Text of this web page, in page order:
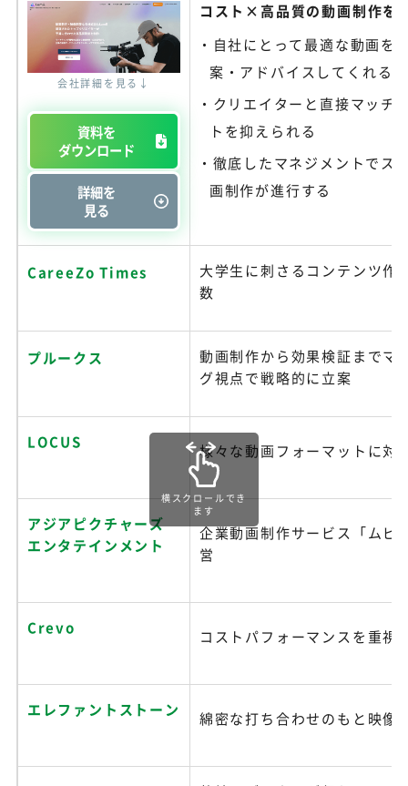
会社詳細を見る↓
資料を
ダウンロード
詳細を
見る
コスト×高品質の動画制作を
自社にとって最適な動画を
案・アドバイスしてくれる
クリエイターと直接マッチ
トを抑えられる
徹底したマネジメントでス
画制作が進行する
CareeZo Times
大学生に刺さるコンテンツ作
数
プルークス
動画制作から効果検証までマ
グ視点で戦略的に立案
LOCUS 様々な動画フォーマットに対
アジアピクチャーズ
エンタテインメント
企業動画制作サービス「ムビ
営
Crevo コストパフォーマンスを重視
エレファントストーン 綿密な打ち合わせのもと映像
横スクロールでき
ます